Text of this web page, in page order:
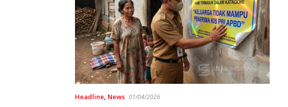
Headline, News 01/04/2026